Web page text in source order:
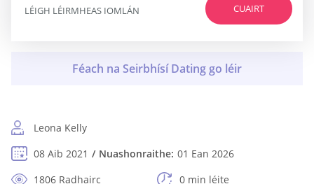
CUAIRT
LÉIGH LÉIRMHEAS IOMLÁN
Leona Kelly
08 Aib 2021
Nuashonraithe: 01 Ean 2026
1806 Radhairc
0 min léite